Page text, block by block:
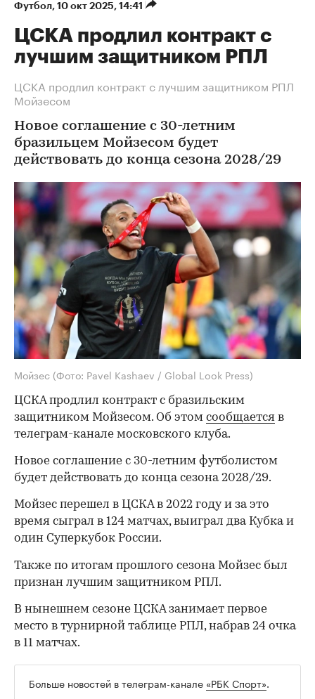
Футбол⁠, 10 окт 2025, 14:41
ЦСКА продлил контракт с
лучшим защитником РПЛ
ЦСКА продлил контракт с лучшим защитником РПЛ
Мойзесом
Новое соглашение с 30-летним
бразильцем Мойзесом будет
действовать до конца сезона 2028/29
Мойзес (Фото: Pavel Kashaev / Global Look Press)
ЦСКА продлил контракт с бразильским
защитником Мойзесом. Об этом сообщается в
телеграм-канале московского клуба.
Новое соглашение с 30-летним футболистом
будет действовать до конца сезона 2028/29.
Мойзес перешел в ЦСКА в 2022 году и за это
время сыграл в 124 матчах, выиграл два Кубка и
один Суперкубок России.
Также по итогам прошлого сезона Мойзес был
признан лучшим защитником РПЛ.
В нынешнем сезоне ЦСКА занимает первое
место в турнирной таблице РПЛ, набрав 24 очка
в 11 матчах.
Больше новостей в телеграм-канале «РБК Спорт».